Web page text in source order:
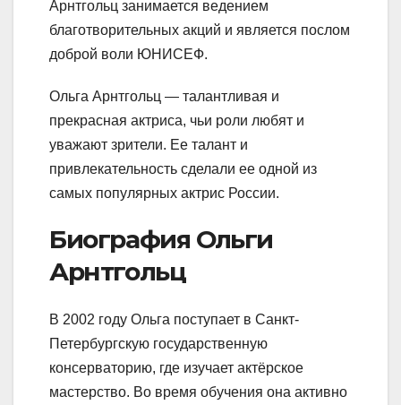
Арнтгольц занимается ведением
благотворительных акций и является послом
доброй воли ЮНИСЕФ.
Ольга Арнтгольц — талантливая и
прекрасная актриса, чьи роли любят и
уважают зрители. Ее талант и
привлекательность сделали ее одной из
самых популярных актрис России.
Биография Ольги
Арнтгольц
В 2002 году Ольга поступает в Санкт-
Петербургскую государственную
консерваторию, где изучает актёрское
мастерство. Во время обучения она активно